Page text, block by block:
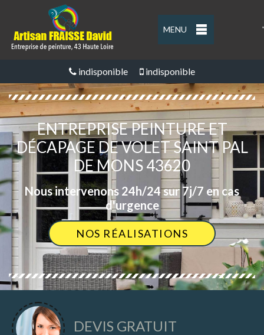
MENU '
indisponible indisponible
ENTREPRISE PEINTURE ET
DÉCAPAGE DE VOLET SAINT PAL
DE MONS 43620
Nous intervenons 24h/24 sur 7j/7 en cas
d'urgence
NOS RÉALISATIONS
DEVIS GRATUIT